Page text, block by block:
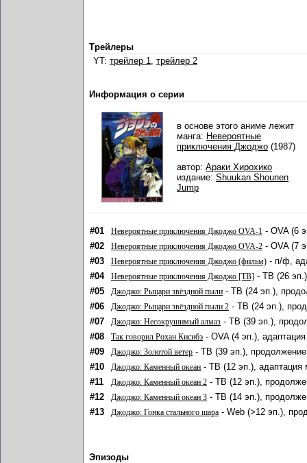
Трейлеры
YT: трейлер 1, трейлер 2
Информация о серии
в основе этого аниме лежит
манга: Невероятные
приключения Джоджо (1987)
автор: Араки Хирохико
издание: Shuukan Shounen
Jump
#01 Невероятные приключения Джоджо OVA-1 - OVA (6
#02
Невероятные приключения Джоджо OVA-2 - OVA (7
#03
Невероятные приключения Джоджо (фильм) - п/ф,
#04
Невероятные приключения Джоджо [ТВ] - ТВ (26
#05
Джоджо: Рыцари звёздной пыли - ТВ (24 эп.),
#06
Джоджо: Рыцари звёздной пыли 2 - ТВ (24 эп.),
#07
Джоджо: Несокрушимый алмаз - ТВ (39 эп.),
#08
Так говорил Рохан Кисибэ - OVA (4 эп.),
#09
Джоджо: Золотой ветер - ТВ (39 эп.),
#10
Джоджо: Каменный океан - ТВ (12 эп.), адаптация
#11
Джоджо: Каменный океан 2 - ТВ (12 эп.),
#12
Джоджо: Каменный океан 3 - ТВ (14 эп.),
#13
Джоджо: Гонка стального шара - Web (>12 эп.),
Эпизоды